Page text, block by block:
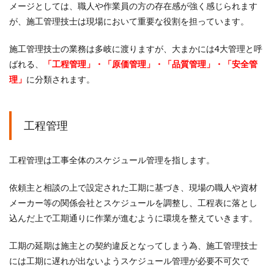
メージとしては、職人や作業員の方の存在感が強く感じられます
が、施工管理技士は現場において重要な役割を担っています。
施工管理技士の業務は多岐に渡りますが、大まかには4大管理と呼
ばれる、
「工程管理」・「原価管理」・「品質管理」・「安全管
理」 に分類されます。
工程管理
工程管理は工事全体のスケジュール管理を指します。
依頼主と相談の上で設定された工期に基づき、現場の職人や資材
メーカー等の関係会社とスケジュールを調整し、工程表に落とし
込んだ上で工期通りに作業が進むように環境を整えていきます。
工期の延期は施主との契約違反となってしまう為、施工管理技士
には工期に遅れが出ないようスケジュール管理が必要不可欠で